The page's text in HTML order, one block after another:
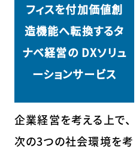
フィスを付加価値創
造機能へ転換するタ
ナベ経営の DXソリュ
ーションサービス
企業経営を考える上で、
次の3つの社会環境を考